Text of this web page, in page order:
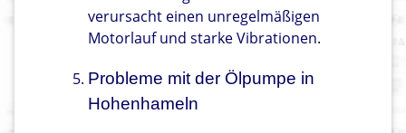
verursacht einen unregelmäßigen
Motorlauf und starke Vibrationen.
Probleme mit der Ölpumpe in
Hohenhameln